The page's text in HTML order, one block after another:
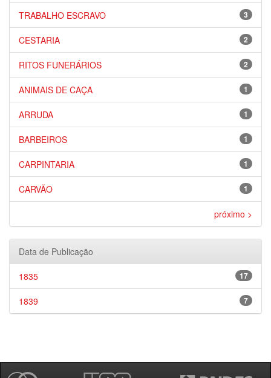
3
TRABALHO ESCRAVO
2
CESTARIA
2
RITOS FUNERÁRIOS
1
ANIMAIS DE CAÇA
1
ARRUDA
1
BARBEIROS
1
CARPINTARIA
1
CARVÃO
próximo >
Data de Publicação
17
1835
7
1839